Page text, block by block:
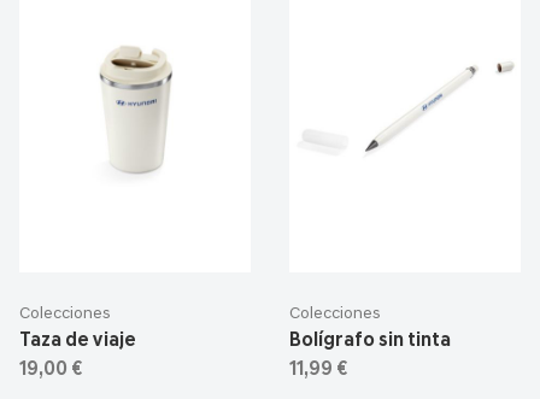
Colecciones
Taza de viaje
19,00 €
Colecciones
Bolígrafo sin tinta
11,99 €